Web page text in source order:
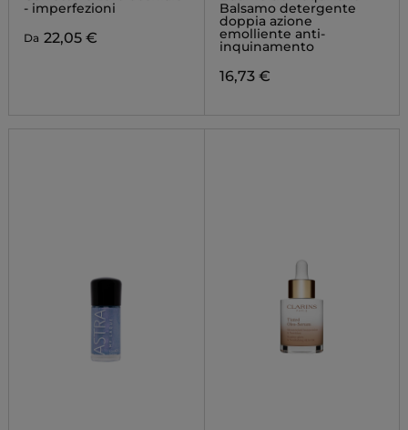
- imperfezioni
Da 22,05 €
Balsamo detergente
doppia azione
emolliente anti-
inquinamento
16,73 €